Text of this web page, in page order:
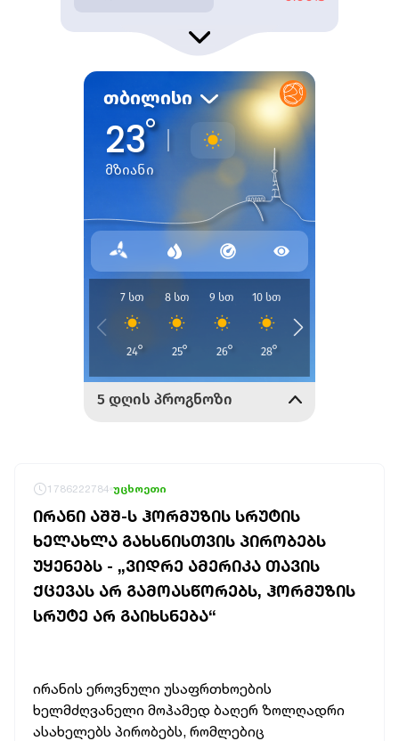
1786222784 უცხოეთი
ᲘᲠᲐᲜᲘ ᲐᲨᲨ-Ს ᲰᲝᲠᲛᲣᲖᲘᲡ ᲡᲠᲣᲢᲘᲡ
ᲮᲔᲚᲐᲮᲚᲐ ᲒᲐᲮᲡᲜᲘᲡᲗᲕᲘᲡ ᲞᲘᲠᲝᲑᲔᲑᲡ
ᲣᲧᲔᲜᲔᲑᲡ - „ᲕᲘᲓᲠᲔ ᲐᲛᲔᲠᲘᲙᲐ ᲗᲐᲕᲘᲡ
ᲥᲪᲔᲕᲐᲡ ᲐᲠ ᲒᲐᲛᲝᲐᲡᲬᲝᲠᲔᲑᲡ, ᲰᲝᲠᲛᲣᲖᲘᲡ
ᲡᲠᲣᲢᲔ ᲐᲠ ᲒᲐᲘᲮᲡᲜᲔᲑᲐ“
ირანის ეროვნული უსაფრთხოების
ხელმძღვანელი მოჰამედ ბაღერ ზოლღადრი
ასახელებს პირობებს, რომლებიც